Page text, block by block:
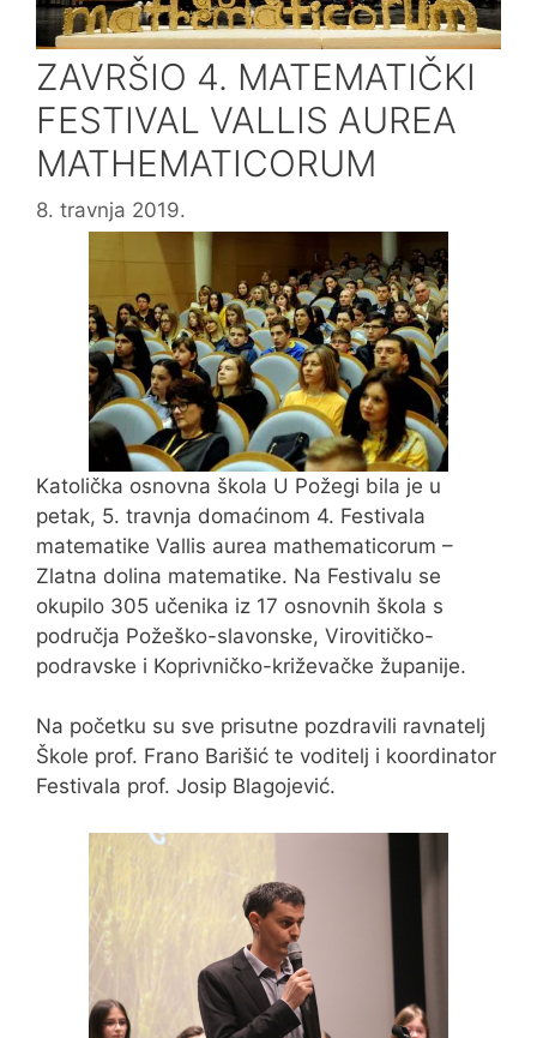
ZAVRŠIO 4. MATEMATIČKI
FESTIVAL VALLIS AUREA
MATHEMATICORUM
8. travnja 2019.
Katolička osnovna škola U Požegi bila je u
petak, 5. travnja domaćinom 4. Festivala
matematike Vallis aurea mathematicorum –
Zlatna dolina matematike. Na Festivalu se
okupilo 305 učenika iz 17 osnovnih škola s
područja Požeško-slavonske, Virovitičko-
podravske i Koprivničko-križevačke županije.
Na početku su sve prisutne pozdravili ravnatelj
Škole prof. Frano Barišić te voditelj i koordinator
Festivala prof. Josip Blagojević.